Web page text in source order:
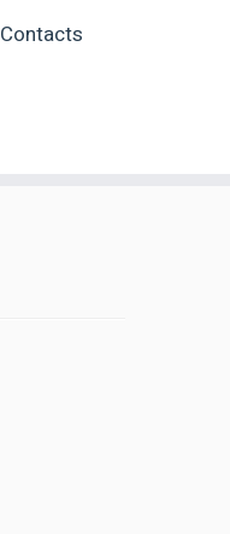
Contacts